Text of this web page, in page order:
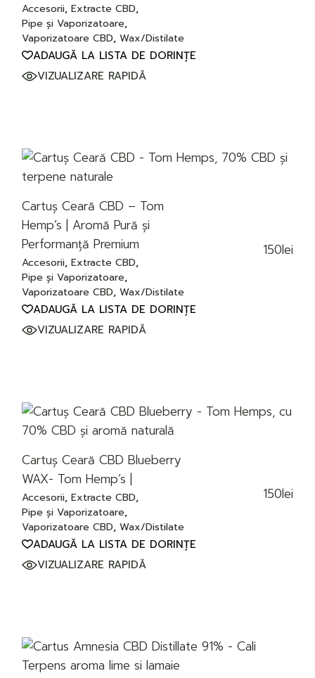
Accesorii Extracte CBD
Pipe și Vaporizatoare
Vaporizatoare CBD Wax/Distilate
ADAUGĂ LA LISTA DE DORINȚE
VIZUALIZARE RAPIDĂ
Cartuș Ceară CBD – Tom
Hemp’s | Aromă Pură și
Performanță Premium
Accesorii Extracte CBD
Pipe și Vaporizatoare
Vaporizatoare CBD Wax/Distilate
150lei
ADAUGĂ LA LISTA DE DORINȚE
VIZUALIZARE RAPIDĂ
Cartuș Ceară CBD Blueberry
WAX- Tom Hemp’s |
Accesorii Extracte CBD
Pipe și Vaporizatoare
Vaporizatoare CBD Wax/Distilate
150lei
ADAUGĂ LA LISTA DE DORINȚE
VIZUALIZARE RAPIDĂ